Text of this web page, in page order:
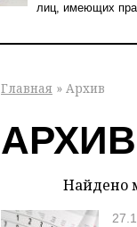
лиц, имеющих
Главная » Архив
АРХИВ
Найдено